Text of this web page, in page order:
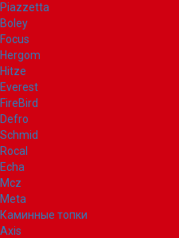
Piazzetta
Boley
Focus
Hergom
Hitze
Everest
FireBird
Defro
Schmid
Rocal
Echa
Mcz
Meta
Каминные топки
Axis